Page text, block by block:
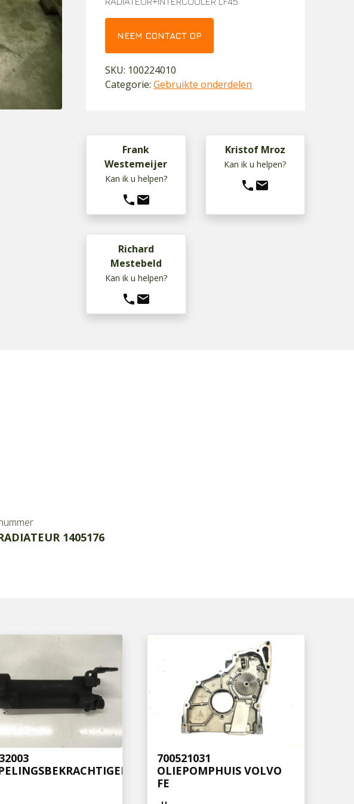
NEEM CONTACT OP
SKU: 100224010
Categorie:Gebruikte onderdelen
Frank
Westemeijer
Kan ik u helpen?
phone mail
Kristof Mroz
Kan ik u helpen?
phone mail
Richard
Mestebeld
Kan ik u helpen?
phone mail
1405176
700521031
OLIEPOMPHUIS VOLVO
FE